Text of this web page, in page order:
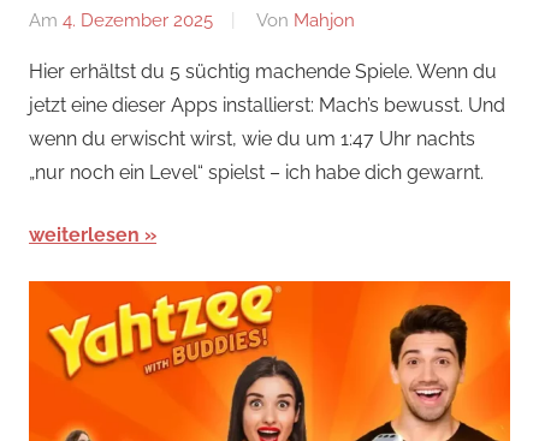
Am 4. Dezember 2025 Von Mahjon
Arcade-
Spiele,
Arcade-
Spiele ,
Hier erhältst du 5 süchtig machende Spiele. Wenn du
jetzt eine dieser Apps installierst: Mach’s bewusst. Und
wenn du erwischt wirst, wie du um 1:47 Uhr nachts
„nur noch ein Level“ spielst – ich habe dich gewarnt.
weiterlesen